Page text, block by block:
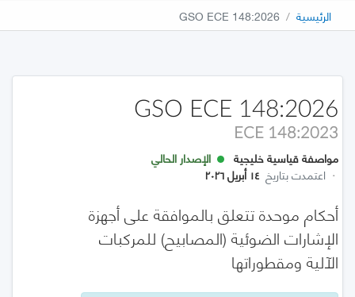
الرئيسية GSO ECE 148:2026
GSO ECE 148:2026
ECE 148:2023
مواصفة قياسية خليجية
الإصدار الحالي
· اعتمدت بتاريخ ١٤ أبريل ٢٠٢٦
أحكام موحدة تتعلق بالموافقة على أجهزة
الإشارات الضوئية (المصابيح) للمركبات
الآلية ومقطوراتها